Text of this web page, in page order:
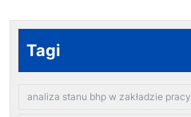
Tagi
analiza stanu bhp w zakładzie pracy